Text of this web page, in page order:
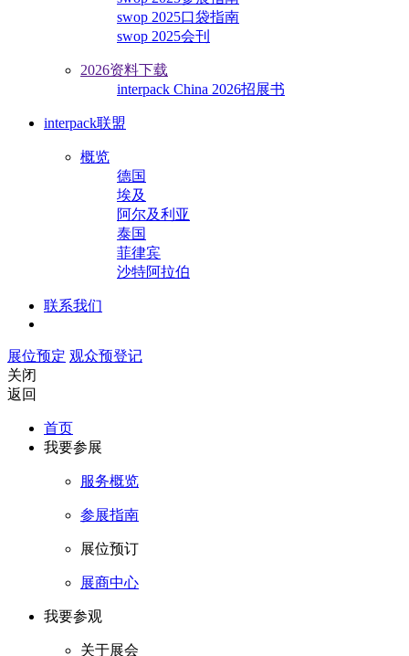
swop 2025口袋指南
swop 2025会刊
2026资料下载
interpack China 2026招展书
interpack联盟
概览
德国
埃及
阿尔及利亚
泰国
菲律宾
沙特阿拉伯
联系我们
展位预定 观众预登记
关闭
返回
首页
我要参展
服务概览
参展指南
展位预订
展商中心
我要参观
关于展会